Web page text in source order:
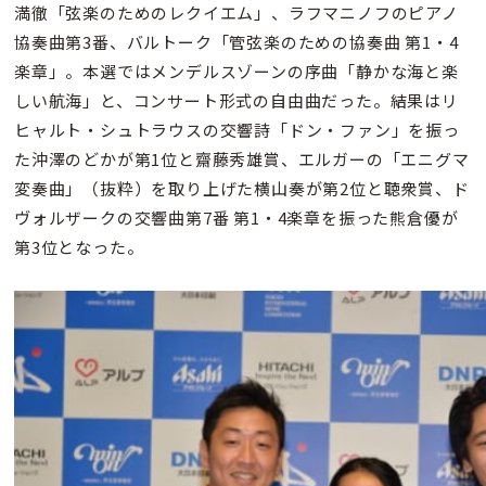
満徹「弦楽のためのレクイエム」、ラフマニノフのピアノ
協奏曲第3番、バルトーク「管弦楽のための協奏曲 第1・4
楽章」。本選ではメンデルスゾーンの序曲「静かな海と楽
しい航海」と、コンサート形式の自由曲だった。結果はリ
ヒャルト・シュトラウスの交響詩「ドン・ファン」を振っ
た沖澤のどかが第1位と齋藤秀雄賞、エルガーの「エニグマ
変奏曲」（抜粋）を取り上げた横山奏が第2位と聴衆賞、ド
ヴォルザークの交響曲第7番 第1・4楽章を振った熊倉優が
第3位となった。